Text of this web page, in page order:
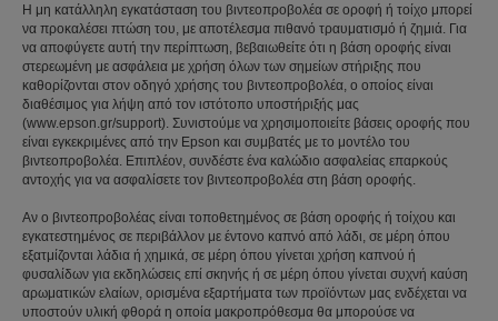
Η μη κατάλληλη εγκατάσταση του βιντεοπροβολέα σε οροφή ή τοίχο μπορεί
να προκαλέσει πτώση του, με αποτέλεσμα πιθανό τραυματισμό ή ζημιά. Για
να αποφύγετε αυτή την περίπτωση, βεβαιωθείτε ότι η βάση οροφής είναι
στερεωμένη με ασφάλεια με χρήση όλων των σημείων στήριξης που
καθορίζονται στον οδηγό χρήσης του βιντεοπροβολέα, ο οποίος είναι
διαθέσιμος για λήψη από τον ιστότοπο υποστήριξής μας
(www.epson.gr/support). Συνιστούμε να χρησιμοποιείτε βάσεις οροφής που
είναι εγκεκριμένες από την Epson και συμβατές με το μοντέλο του
βιντεοπροβολέα. Επιπλέον, συνδέστε ένα καλώδιο ασφαλείας επαρκούς
αντοχής για να ασφαλίσετε τον βιντεοπροβολέα στη βάση οροφής.
Αν ο βιντεοπροβολέας είναι τοποθετημένος σε βάση οροφής ή τοίχου και
εγκατεστημένος σε περιβάλλον με έντονο καπνό από λάδι, σε μέρη όπου
εξατμίζονται λάδια ή χημικά, σε μέρη όπου γίνεται χρήση καπνού ή
φυσαλίδων για εκδηλώσεις επί σκηνής ή σε μέρη όπου γίνεται συχνή καύση
αρωματικών ελαίων, ορισμένα εξαρτήματα των προϊόντων μας ενδέχεται να
υποστούν υλική φθορά η οποία μακροπρόθεσμα θα μπορούσε να